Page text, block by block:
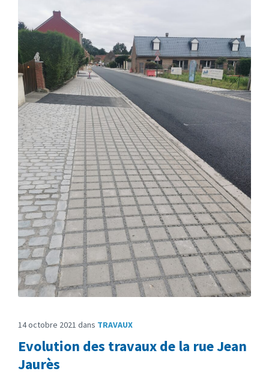
14 octobre 2021 dans TRAVAUX
Evolution des travaux de la rue Jean
Jaurès